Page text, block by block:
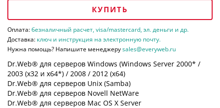
КУПИТЬ
Оплата:безналичный расчет, visa/mastercard, эл. деньги и др.
Доставка: ключ и инструкция на электронную почту.
Нужна помощь? Напишите менеджеруsales@everyweb.ru
Dr.Web® для серверов Windows (Windows Server 2000* /
2003 (х32 и х64*) / 2008 / 2012 (х64)
Dr.Web® для серверов Unix (Samba)
Dr.Web® для серверов Novell NetWare
Dr.Web® для серверов Mac OS X Server